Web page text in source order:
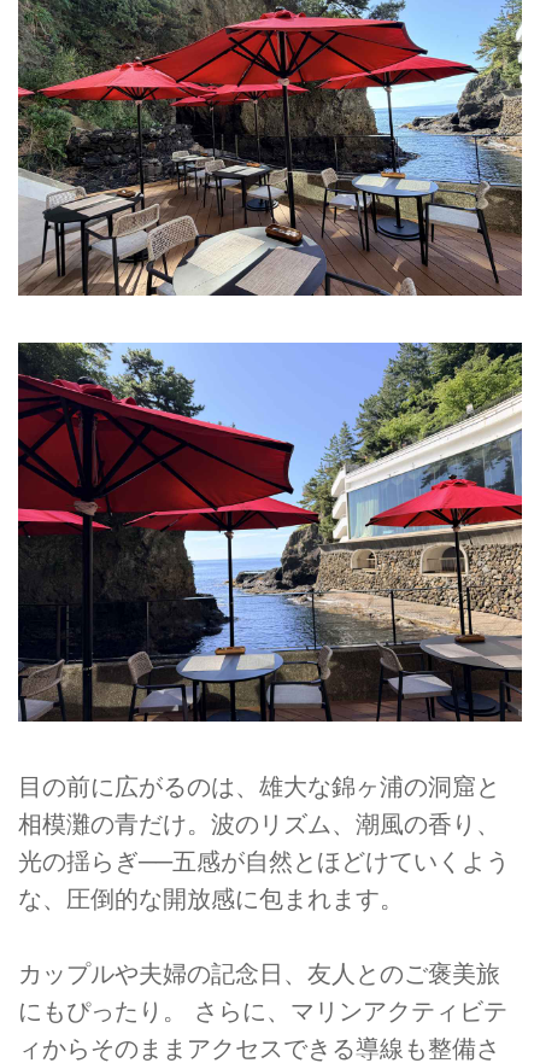
目の前に広がるのは、雄大な錦ヶ浦の洞窟と
相模灘の青だけ。波のリズム、潮風の香り、
光の揺らぎ──五感が自然とほどけていくよう
な、圧倒的な開放感に包まれます。
カップルや夫婦の記念日、友人とのご褒美旅
にもぴったり。 さらに、マリンアクティビテ
ィからそのままアクセスできる導線も整備さ